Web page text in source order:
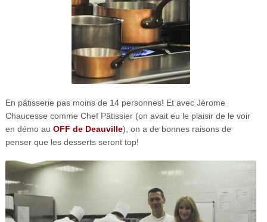
En pâtisserie pas moins de 14 personnes! Et avec Jérome
Chaucesse comme Chef Pâtissier (on avait eu le plaisir de le voir
en démo au OFF de Deauville), on a de bonnes raisons de
penser que les desserts seront top!